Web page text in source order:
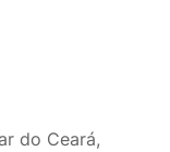
do Ceará,